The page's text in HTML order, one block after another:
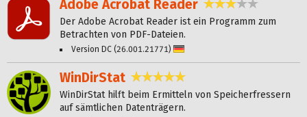
Adobe Acrobat Reader 2,9 Sterne
Der Adobe Acrobat Reader ist ein Programm zum
Betrachten von PDF-Dateien.
Version DC (26.001.21771)
WinDirStat
WinDirStat hilft beim Ermitteln von Speicherfressern
auf sämtlichen Datenträgern.